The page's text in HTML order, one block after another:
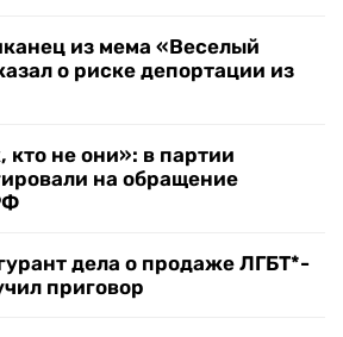
из мема «Веселый
о риске депортации из
кто не они»: в партии
на обращение
дела о продаже ЛГБТ*-
приговор